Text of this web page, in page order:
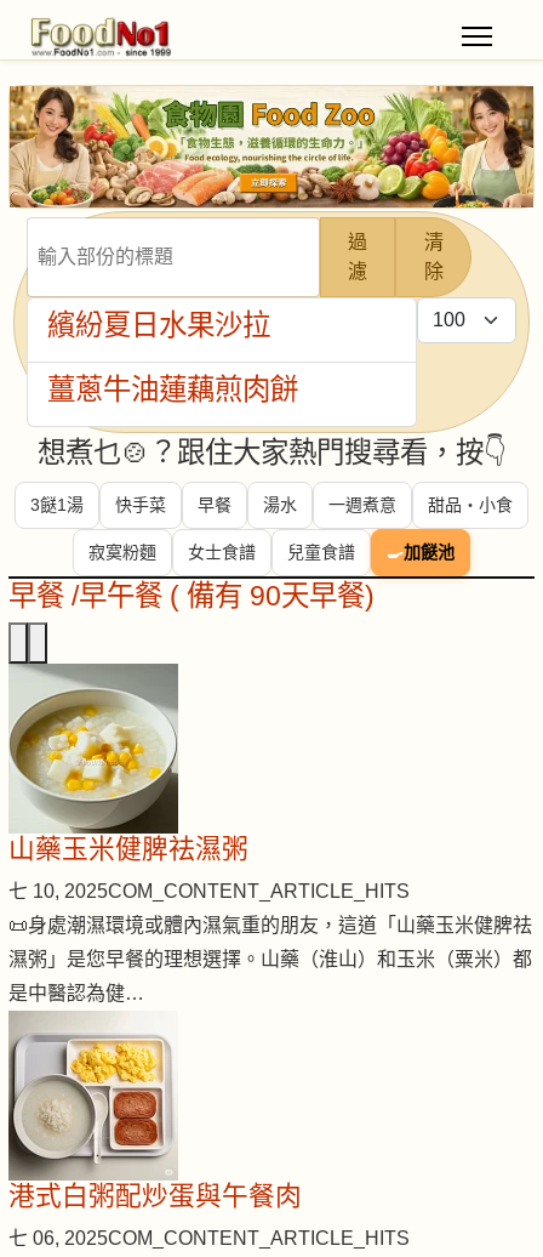
過
濾
清
除
每頁顯示條數
繽紛夏日水果沙拉
薑蔥牛油蓮藕煎肉餅
想煮乜🍲？跟住大家熱門搜尋看，按👇
3餸1湯 快手菜 早餐 湯水 一週煮意 甜品・小食
寂寞粉麵 女士食譜 兒童食譜 🍳加餸池
早餐 /早午餐 ( 備有 90天早餐)
山藥玉米健脾祛濕粥
七 10, 2025COM_CONTENT_ARTICLE_HITS
📜身處潮濕環境或體內濕氣重的朋友，這道「山藥玉米健脾祛
濕粥」是您早餐的理想選擇。山藥（淮山）和玉米（粟米）都
是中醫認為健…
港式白粥配炒蛋與午餐肉
七 06, 2025COM_CONTENT_ARTICLE_HITS